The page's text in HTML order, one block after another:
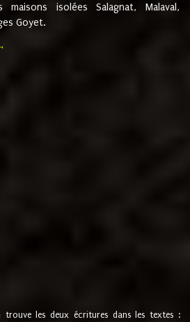
isolées Salagnat, Malaval,
Goyet.
trouve les deux écritures dans les textes :